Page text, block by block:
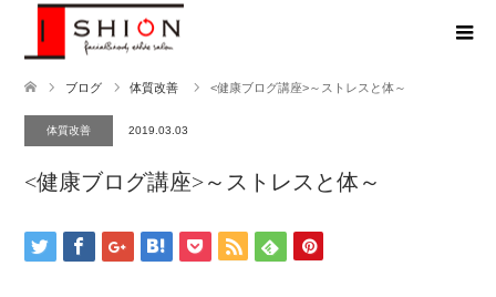
ブログ 体質改善 <健康ブログ講座>～ストレスと体～
体質改善 2019.03.03
<健康ブログ講座>～ストレスと体～